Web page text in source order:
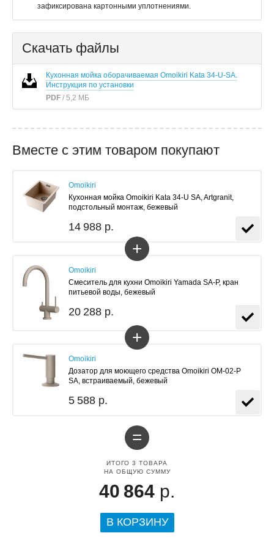
зафиксирована картонными уплотнениями.
Скачать файлы
Кухонная мойка оборачиваемая Omoikiri Kata 34-U-SA.
Инструкция по установки
PDF / 5,2 МБ
Вместе с этим товаром покупают
Omoikiri
Кухонная мойка Omoikiri Kata 34-U SA, Artgranit,
подстольный монтаж, бежевый
14 988 р.
+
Omoikiri
Смеситель для кухни Omoikiri Yamada SA-P, кран
питьевой воды, бежевый
20 288 р.
+
Omoikiri
Дозатор для моющего средства Omoikiri OM-02-P
SA, встраиваемый, бежевый
5 588 р.
=
ИТОГО 3 ТОВАРА
НА ОБЩУЮ СУММУ
40 864 р.
В КОРЗИНУ